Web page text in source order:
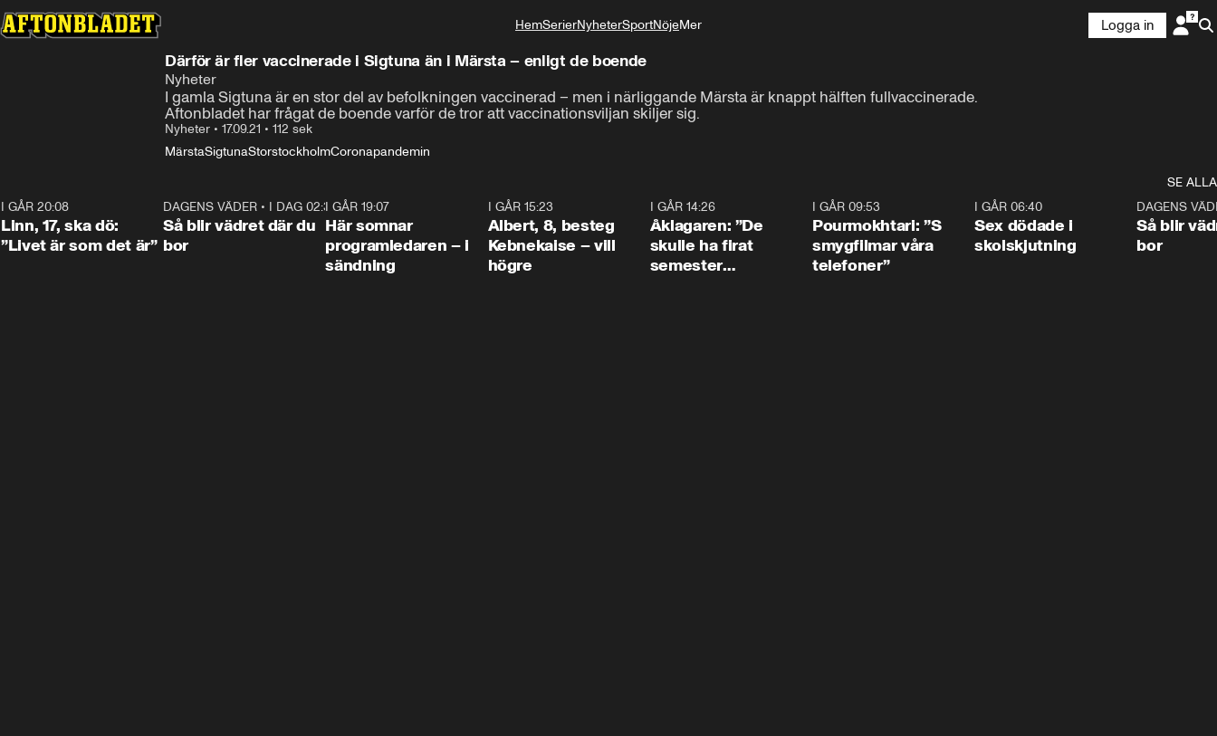
HemSerierNyheterSportNöjeMer
Logga in
Därför är fler vaccinerade i Sigtuna än i Märsta – enligt de boende
Nyheter
I gamla Sigtuna är en stor del av befolkningen vaccinerad – men i närliggande Märsta är knappt hälften fullvaccinerade.
Aftonbladet har frågat de boende varför de tror att vaccinationsviljan skiljer sig.
Nyheter • 17.09.21 • 112 sek
MärstaSigtunaStorstockholmCoronapandemin
SE ALLA
I GÅR 20:08
Linn, 17, ska dö:
”Livet är som det är”
1:06
DAGENS VÄDER • I DAG 02:30
Så blir vädret där du
bor
I GÅR 19:07
Här somnar
programledaren – i
sändning
I GÅR 15:23
Albert, 8, besteg
Kebnekaise – vill
högre
I GÅR 14:26
Åklagaren: ”De
skulle ha firat
semester
I GÅR 09:53
Pourmokhtari: ”S
smygfilmar våra
telefoner”
I GÅR 06:40
Sex dödade i
skolskjutning
DAGENS
Så blir
bor